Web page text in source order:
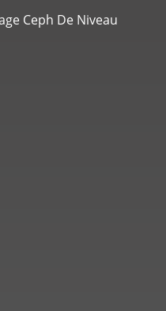
Ceph De Niveau